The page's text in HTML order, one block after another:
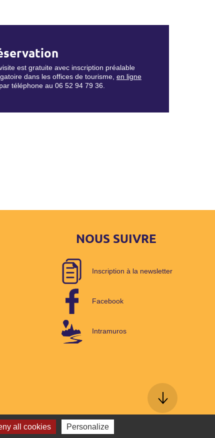
est gratuite avec inscription préalable
dans les offices de tourisme, en ligne
téléphone au 06 52 94 79 36.
NOUS SUIVRE
Inscription à la newsletter
Facebook
Intramuros
WebPublic40
all cookies Personalize